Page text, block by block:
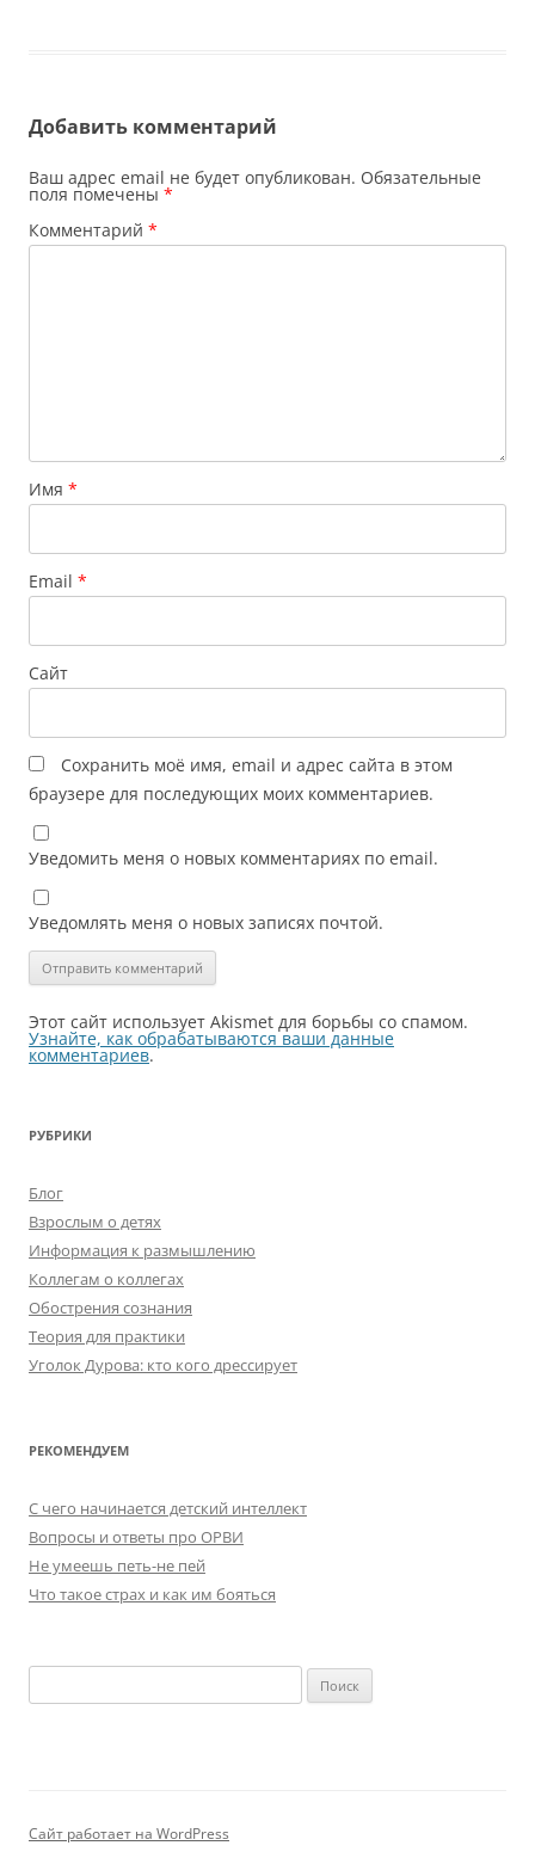
Добавить комментарий
Ваш адрес email не будет опубликован. Обязательные
поля помечены *
Комментарий *
Имя *
Email *
Сайт
Сохранить моё имя, email и адрес сайта в этом
браузере для последующих моих комментариев.
Уведомить меня о новых комментариях по email.
Уведомлять меня о новых записях почтой.
Этот сайт использует Akismet для борьбы со спамом.
Узнайте, как обрабатываются ваши данные
комментариев.
РУБРИКИ
Блог
Взрослым о детях
Информация к размышлению
Коллегам о коллегах
Обострения сознания
Теория для практики
Уголок Дурова: кто кого дрессирует
РЕКОМЕНДУЕМ
C чего начинается детский интеллект
Вопросы и ответы про ОРВИ
Не умеешь петь-не пей
Что такое страх и как им бояться
Сайт работает на WordPress